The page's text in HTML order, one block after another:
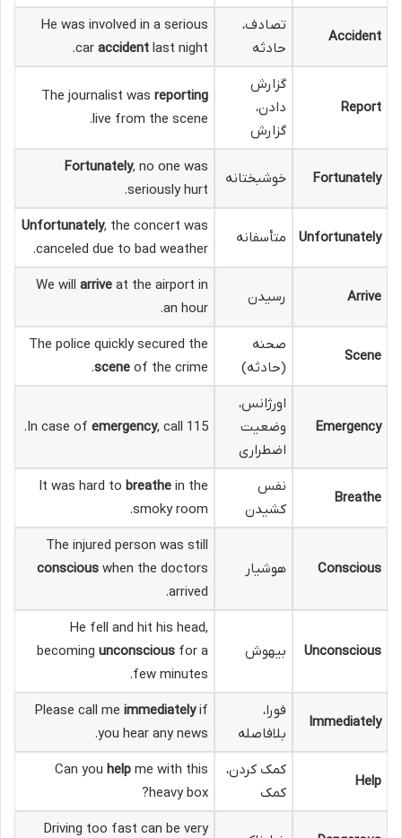
Accident
تصادف،
حادثه
He was involved in a serious
car accident last night.
Report
گزارش
دادن،
گزارش
The journalist was reporting
live from the scene.
Fortunately خوشبختانه
Fortunately, no one was
seriously hurt.
Unfortunately متأسفانه
Unfortunately, the concert was
canceled due to bad weather.
Arrive رسیدن
We will arrive at the airport in
an hour.
Scene
صحنه
(حادثه)
The police quickly secured the
scene of the crime.
Emergency
اورژانس،
وضعیت
اضطراری
In case of emergency, call 115.
Breathe
نفس
کشیدن
It was hard to breathe in the
smoky room.
Conscious هوشیار
The injured person was still
conscious when the doctors
arrived.
Unconscious بیهوش
He fell and hit his head,
becoming unconscious for a
few minutes.
Immediately
فورا،
بلافاصله
Please call me immediatelyif
you hear any news.
Help
کمک کردن،
کمک
Can you help me with this
heavy box?
Driving too fast can be very